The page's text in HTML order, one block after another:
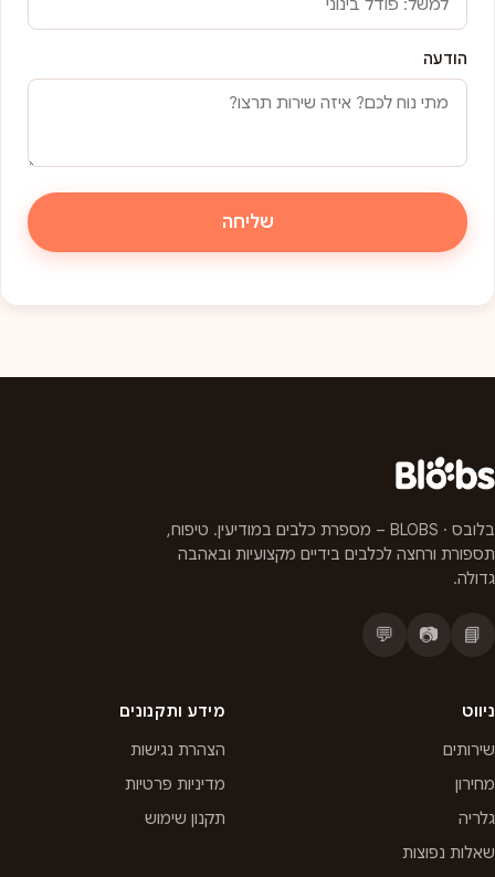
הודעה
שליחה
בלובס · BLOBS – מספרת כלבים במודיעין. טיפוח,
תספורת ורחצה לכלבים בידיים מקצועיות ובאהבה
גדולה.
📘
📷
💬
ניווט
שירותים
מחירון
גלריה
שאלות נפוצות
מידע ותקנונים
הצהרת נגישות
מדיניות פרטיות
תקנון שימוש